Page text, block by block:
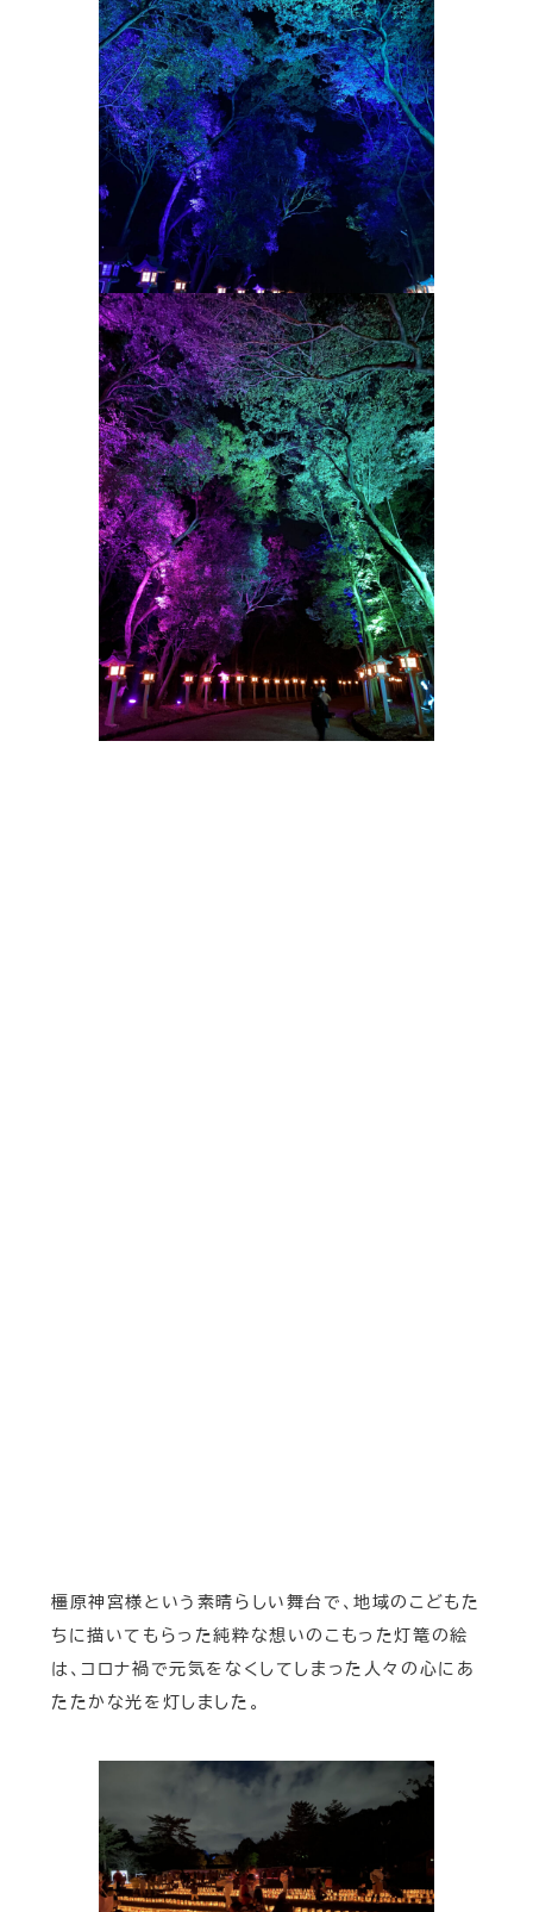
橿原神宮様という素晴らしい舞台で、地域のこどもた
ちに描いてもらった純粋な想いのこもった灯篭の絵
は、コロナ禍で元気をなくしてしまった人々の心にあ
たたかな光を灯しました。